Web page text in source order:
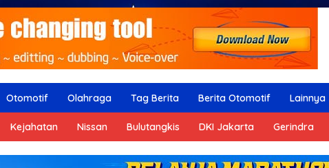
Otomotif Olahraga Tag Berita Berita Otomotif Lainnya
Kejahatan Nissan Bulutangkis DKI Jakarta Gerindra